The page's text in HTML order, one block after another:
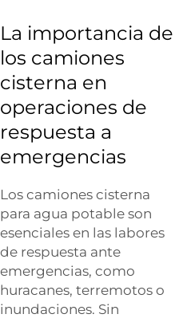
La importancia de
los camiones
cisterna en
operaciones de
respuesta a
emergencias
Los camiones cisterna
para agua potable son
esenciales en las labores
de respuesta ante
emergencias, como
huracanes, terremotos o
inundaciones. Sin